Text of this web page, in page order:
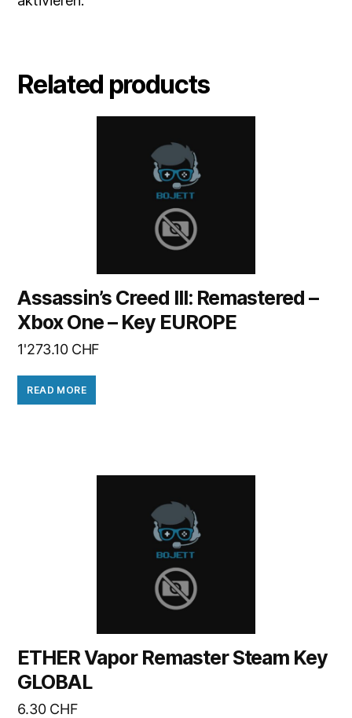
Related products
Assassin’s Creed III: Remastered –
Xbox One – Key EUROPE
1'273.10 CHF
READ MORE
ETHER Vapor Remaster Steam Key
GLOBAL
6.30 CHF